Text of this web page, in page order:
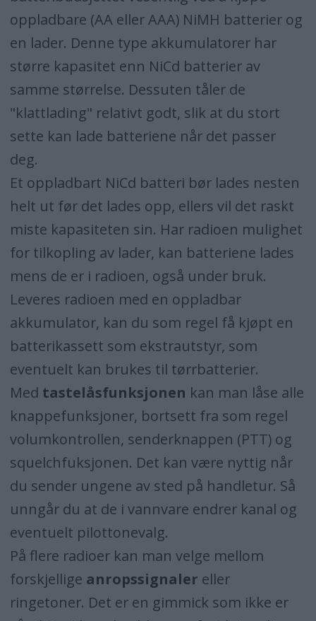
oppladbare (AA eller AAA) NiMH batterier og
en lader. Denne type akkumulatorer har
større kapasitet enn NiCd batterier av
samme størrelse. Dessuten tåler de
"klattlading" relativt godt, slik at du stort
sette kan lade batteriene når det passer
deg.
Et oppladbart NiCd batteri bør lades nesten
helt ut før det lades opp, ellers vil det raskt
miste kapasiteten sin. Har radioen mulighet
for tilkopling av lader, kan batteriene lades
mens de er i radioen, også under bruk.
Leveres radioen med en oppladbar
akkumulator, kan du som regel få kjøpt en
batterikassett som ekstrautstyr, som
eventuelt kan brukes til tørrbatterier.
Med tastelåsfunksjonen kan man låse alle
knappefunksjoner, bortsett fra som regel
volumkontrollen, senderknappen (PTT) og
squelchfuksjonen. Det kan være nyttig når
du sender ungene av sted på handletur. Så
unngår du at de i vannvare endrer kanal og
eventuelt pilottonevalg.
På flere radioer kan man velge mellom
forskjellige anropssignaler eller
ringetoner. Det er en gimmick som ikke er